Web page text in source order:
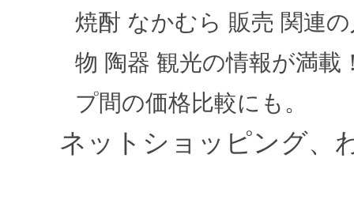
焼酎 なかむら 販売 関連
物 陶器 観光の情報が満
プ間の価格比較にも。
ネットショッピング、